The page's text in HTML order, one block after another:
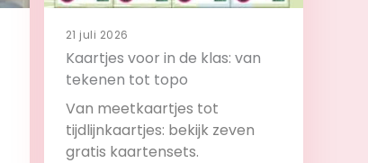
21 juli 2026
Kaartjes voor in de klas: van
tekenen tot topo
Van meetkaartjes tot
tijdlijnkaartjes: bekijk zeven
gratis kaartensets.